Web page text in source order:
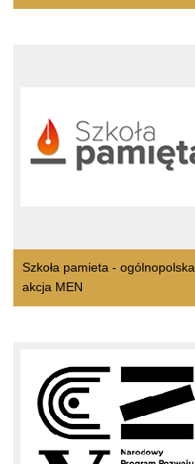
Szkoła pamieta - ogólnopolska
akcja MEN